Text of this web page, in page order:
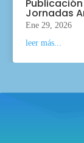
Jornadas
Ene 29, 2026
leer más...